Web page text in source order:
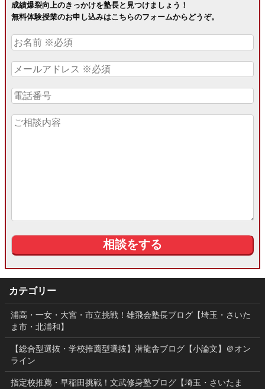
成績爆裂向上のきっかけを塾長と見つけましょう！
無料体験授業のお申し込みはこちらのフォームからどうぞ。
カテゴリー
浦高・一女・大宮・市立挑戦！雄飛会塾長ブログ【埼玉・さいた
ま市・北浦和】
【総合型選抜・学校推薦型選抜】潜龍舎ブログ【小論文】＠オン
ライン
指定校推薦・早稲田挑戦！文武修身塾ブログ【埼玉・さいたま